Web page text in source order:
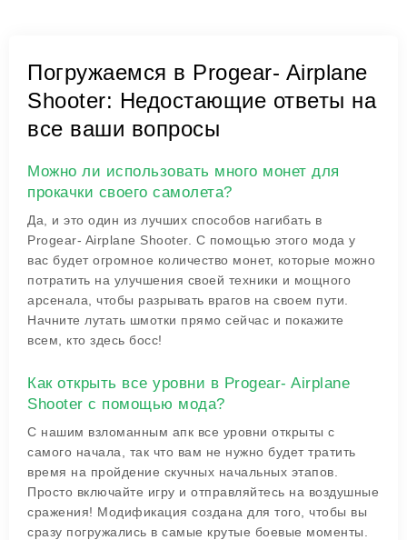
Погружаемся в Progear- Airplane
Shooter: Недостающие ответы на
все ваши вопросы
Можно ли использовать много монет для
прокачки своего самолета?
Да, и это один из лучших способов нагибать в
Progear- Airplane Shooter. С помощью этого мода у
вас будет огромное количество монет, которые можно
потратить на улучшения своей техники и мощного
арсенала, чтобы разрывать врагов на своем пути.
Начните лутать шмотки прямо сейчас и покажите
всем, кто здесь босс!
Как открыть все уровни в Progear- Airplane
Shooter с помощью мода?
С нашим взломанным апк все уровни открыты с
самого начала, так что вам не нужно будет тратить
время на пройдение скучных начальных этапов.
Просто включайте игру и отправляйтесь на воздушные
сражения! Модификация создана для того, чтобы вы
сразу погружались в самые крутые боевые моменты.